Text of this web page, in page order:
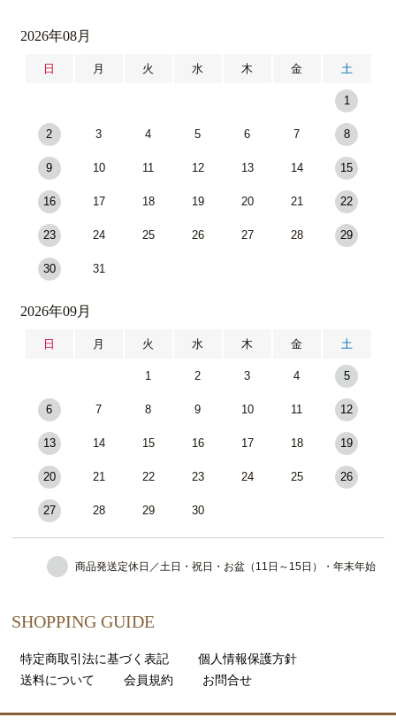
2026年08月
日 月 火 水 木 金 土
1
2 3 4 5 6 7 8
9 10 11 12 13 14 15
16 17 18 19 20 21 22
23 24 25 26 27 28 29
30 31
2026年09月
日 月 火 水 木 金 土
1 2 3 4 5
6 7 8 9 10 11 12
13 14 15 16 17 18 19
20 21 22 23 24 25 26
27 28 29 30
商品発送定休日／土日・祝日・お盆（11日～15日）・年末年始
SHOPPING GUIDE
特定商取引法に基づく表記
個人情報保護方針
送料について
会員規約 お問合せ